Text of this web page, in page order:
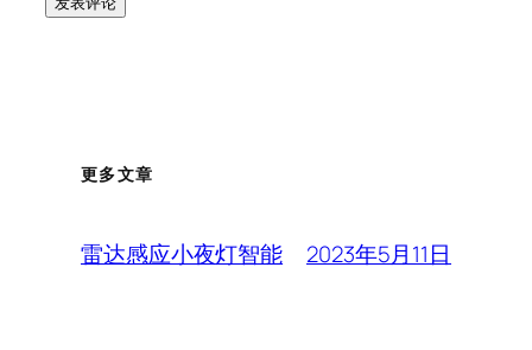
更多文章
雷达感应小夜灯智能 2023年5月11日